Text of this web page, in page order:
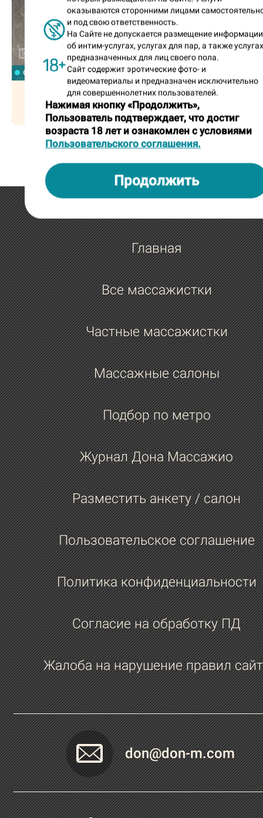
оказываются сторонними лицами
и под свою ответственность.
На Сайте не допускается размещение информации
об интим-услугах, услугах для пар, а также
предназначенных для лиц своего пола.
Сайт содержит эротические фото- и
видеоматериалы и предназначен исключительно
для совершеннолетних пользователей.
Нажимая кнопку «Продолжить»,
Пользователь подтверждает, что достиг
возраста 18 лет и ознакомлен с условиями
Пользовательского соглашения.
Продолжить
c 11:00 до 3:00
Дарья, 28
частная
круглосуточно
Марьяна, 25
частная
11
Главная
Все массажистки
Частные массажистки
Массажные салоны
Подбор по метро
Журнал Дона Массажио
Разместить анкету / салон
Пользовательское соглашение
Политика конфиденциальности
Согласие на обработку ПД
Жалоба на нарушение правил
don@don-m.com